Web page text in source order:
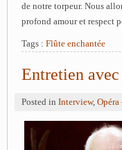
de notre torpeur. Nous
profond amour et respect
Tags : Flûte enchantée
Entretien
Posted in Interview, Opéra